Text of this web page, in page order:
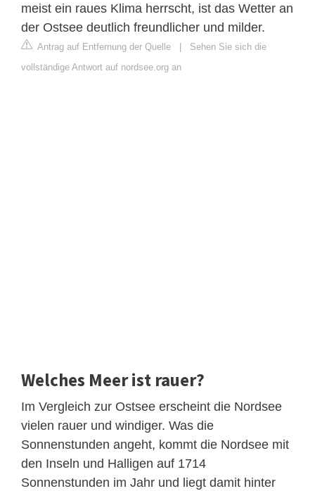
meist ein raues Klima herrscht, ist das Wetter an
der Ostsee deutlich freundlicher und milder.
Antrag auf Entfernung der Quelle
Sehen Sie sich die
vollständige Antwort auf nordsee.org an
Welches Meer ist rauer?
Im Vergleich zur Ostsee erscheint die Nordsee
vielen rauer und windiger. Was die
Sonnenstunden angeht, kommt die Nordsee mit
den Inseln und Halligen auf 1714
Sonnenstunden im Jahr und liegt damit hinter